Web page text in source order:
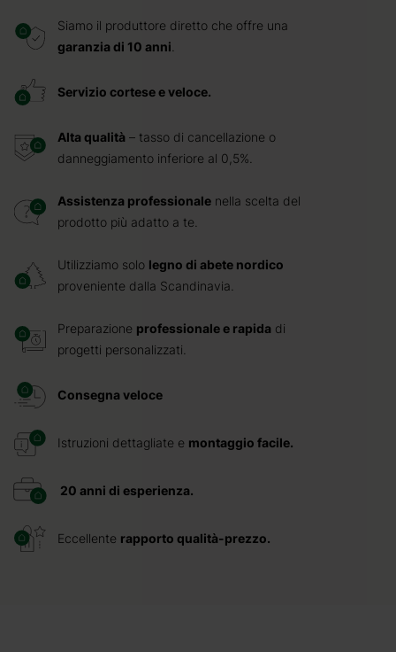
Siamo il produttore diretto che offre una
garanzia di 10 anni
Servizio cortese e veloce.
Alta qualità – tasso di cancellazione o
danneggiamento inferiore al 0,5%.
Assistenza professionale nella scelta del
prodotto più adatto a te.
Utilizziamo solo legno di abete nordico
proveniente dalla Scandinavia.
Preparazione professionale e rapida di
progetti personalizzati.
Consegna veloce
Istruzioni dettagliate e montaggio facile.
20 anni di esperienza.
Eccellente rapporto qualità-prezzo.